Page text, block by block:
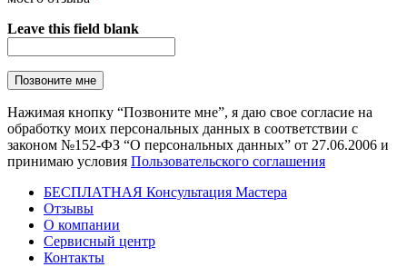
Leave this field blank
Нажимая кнопку “Позвоните мне”, я даю свое согласие на
обработку моих персональных данных в соответствии с
законом №152-ФЗ “О персональных данных” от 27.06.2006 и
принимаю условия Пользовательского соглашения
БЕСПЛАТНАЯ Консультация Мастера
Отзывы
О компании
Сервисный центр
Контакты